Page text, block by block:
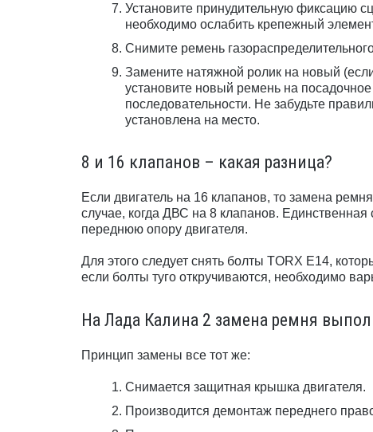
Установите принудительную фиксацию
необходимо ослабить крепежный
Снимите ремень
Замените натяжной ролик на новый
установите новый ремень на
последовательности. Не забудьте
установлена на место.
8 и 16 клапанов – какая разница?
Если двигатель на 16 клапанов, то замена
случае, когда ДВС на 8 клапанов.
переднюю опору двигателя.
Для этого следует снять болты TORX E14,
если болты туго откручиваются, необходимо
На Лада Калина 2 замена ремня
Принцип замены все тот же:
Снимается защитная крышка двигателя.
Производится демонтаж переднего